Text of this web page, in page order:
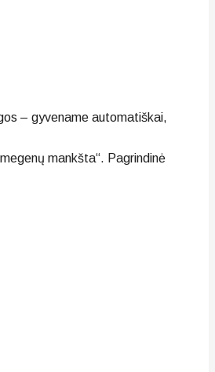
– gyvename automatiškai,
mankšta“. Pagrindinė